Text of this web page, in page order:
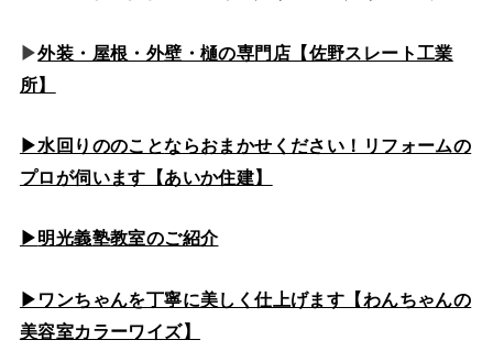
▶外装・屋根・外壁・樋の専門店【佐野スレート工業
所】
▶水回りののことならおまかせください！リフォームの
プロが伺います【あいか住建】
▶明光義塾教室のご紹介
▶ワンちゃんを丁寧に美しく仕上げます【わんちゃんの
美容室カラーワイズ】